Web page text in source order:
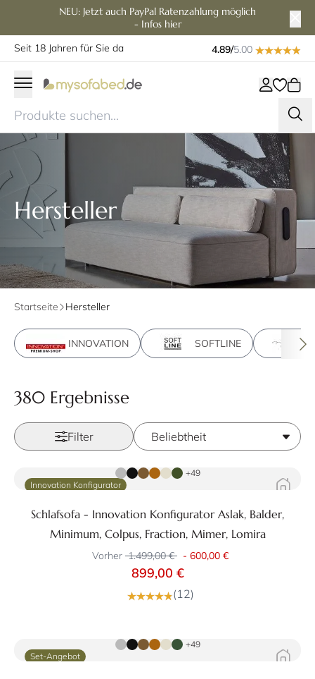
NEU: Jetzt auch PayPal Ratenzahlung möglich
- Infos hier
Seit 18 Jahren für Sie da
4.89/5.00
Hersteller
Startseite Hersteller
INNOVATION SOFTLINE
380 Ergebnisse
Filter
Innovation Konfigurator
Zum Produkt
+49
Schlafsofa - Innovation Konfigurator Aslak, Balder,
Minimum, Colpus, Fraction, Mimer, Lomira
Vorher 1.499,00 € - 600,00 €
899,00 €
(12)
Set-Angebot
+49